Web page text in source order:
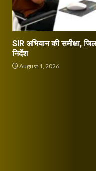
SIR अभियान की समीक्षा,
निर्देश
August 1, 2026